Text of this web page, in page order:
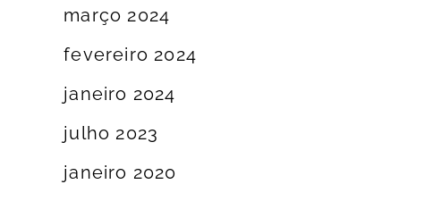
março 2024
fevereiro 2024
janeiro 2024
julho 2023
janeiro 2020